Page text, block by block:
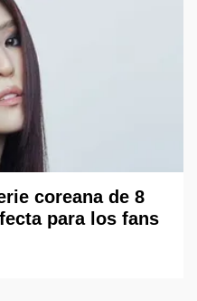
coreana de 8
para los fans